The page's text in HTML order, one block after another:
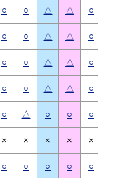
○ ○ △ △ ○
○ ○ △ △ ○
○ ○ △ △ ○
○ ○ △ △ ○
○ △ ○ ○ ○
× × × × ×
○ ○ ○ ○ ○